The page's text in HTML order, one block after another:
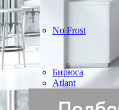
No Frost
Бирюса
Atlant